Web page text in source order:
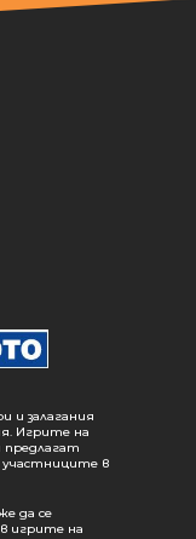
и залагания
Игрите на
предлагат
участниците в
да се
игрите на